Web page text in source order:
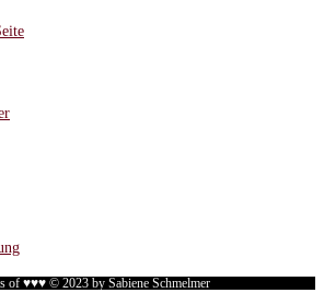
of ♥♥♥ © 2023 by Sabiene Schmelmer